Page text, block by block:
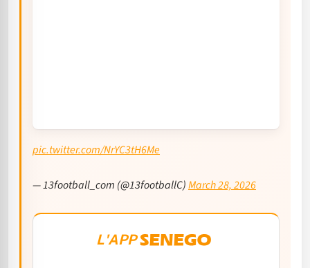
pic.twitter.com/NrYC3tH6Me
— 13football_com (@13footballC)March 28, 2026
L'APP